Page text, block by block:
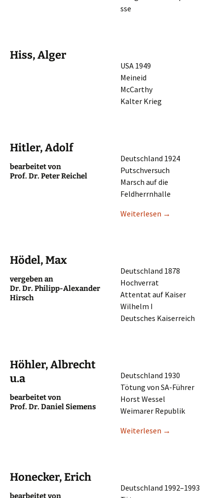
sse
Hiss, Alger
USA 1949
Meineid
McCarthy
Kalter Krieg
Hitler, Adolf
bearbei­tet von
Prof. Dr. Peter Reichel
Deutsch­land 1924
Putschversuch
Marsch auf die
Feldherrnhalle
Weiter­le­sen →
Hödel, Max
verge­ben an
Dr. Dr. Philipp-Alexan­der
Hirsch
Deutsch­land 1878
Hochverrat
Atten­tat auf Kaiser
Wilhelm I
Deutsches Kaiserreich
Höhler, Albrecht
u.a
bearbei­tet von
Prof. Dr. Daniel Siemens
Deutsch­land 1930
Tötung von SA-Führer
Horst Wessel
Weima­rer Republik
Weiter­le­sen →
Honecker, Erich
bearbei­tet von
Deutsch­land 1992–1993